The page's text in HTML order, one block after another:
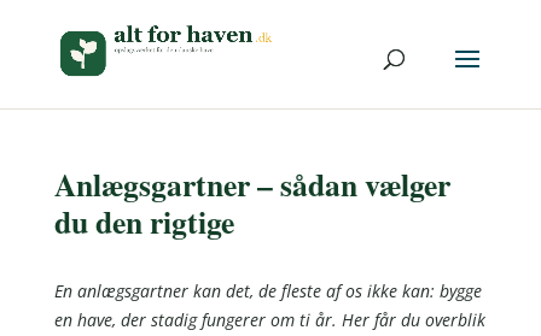
Anlægsgartner – sådan vælger
du den rigtige
En anlægsgartner kan det, de fleste af os ikke kan: bygge
en have, der stadig fungerer om ti år. Her får du overblik